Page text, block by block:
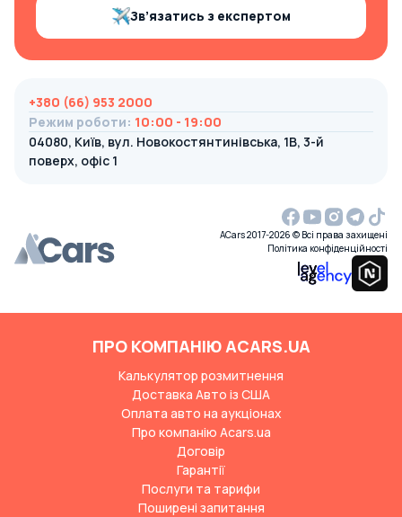
Зв’язатись з експертом
+380 (66) 953 2000
Режим роботи: 10:00 - 19:00
04080, Київ, вул. Новокостянтинівська, 1В, 3-й
поверх, офіс 1
ACars 2017-2026 © Всі права захищені
Політика конфіденційності
ПРО КОМПАНІЮ ACARS.UA
Калькулятор розмитнення
Доставка Авто із США
Оплата авто на аукціонах
Про компанію Acars.ua
Договір
Гарантії
Послуги та тарифи
Поширені запитання